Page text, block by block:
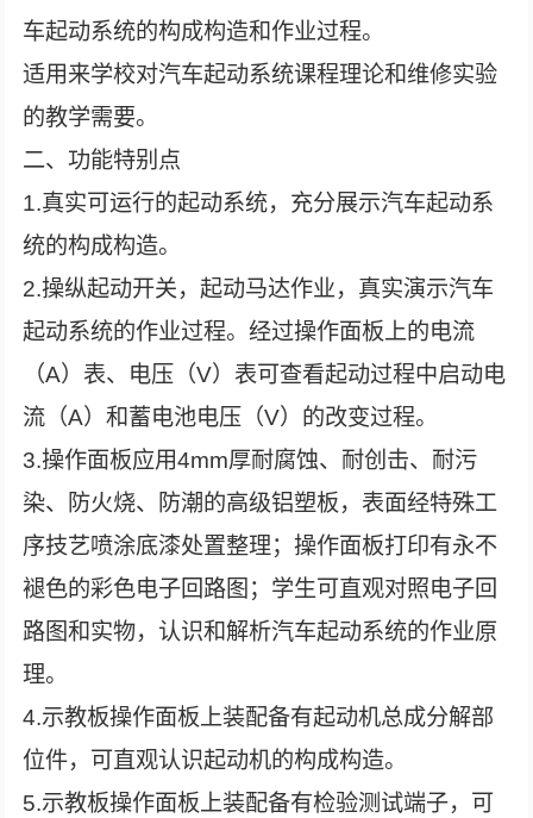
车起动系统的构成构造和作业过程。
适用来学校对汽车起动系统课程理论和维修实验
的教学需要。
二、功能特别点
1.真实可运行的起动系统，充分展示汽车起动系
统的构成构造。
2.操纵起动开关，起动马达作业，真实演示汽车
起动系统的作业过程。经过操作面板上的电流
（A）表、电压（V）表可查看起动过程中启动电
流（A）和蓄电池电压（V）的改变过程。
3.操作面板应用4mm厚耐腐蚀、耐创击、耐污
染、防火烧、防潮的高级铝塑板，表面经特殊工
序技艺喷涂底漆处置整理；操作面板打印有永不
褪色的彩色电子回路图；学生可直观对照电子回
路图和实物，认识和解析汽车起动系统的作业原
理。
4.示教板操作面板上装配备有起动机总成分解部
位件，可直观认识起动机的构成构造。
5.示教板操作面板上装配备有检验测试端子，可